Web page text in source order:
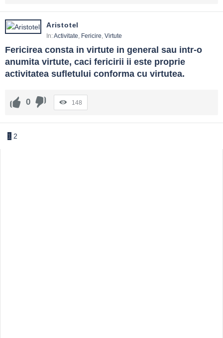
Aristotel
In:Activitate, Fericire, Virtute
Fericirea consta in virtute in general sau intr-o
anumita virtute, caci fericirii ii este proprie
activitatea sufletului conforma cu virtutea.
0 148
1 2